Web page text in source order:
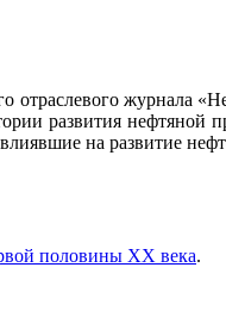
журнала
развития
на развитие
половины ХХ века.